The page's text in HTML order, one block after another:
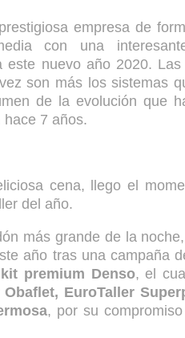
empresa de
con una
este nuevo año 2020.
son más los sistemas
de la evolución que
7 años.
cena, llego el
del año.
más grande de la
año tras una campaña
premium Denso, el
EuroTaller
, por su